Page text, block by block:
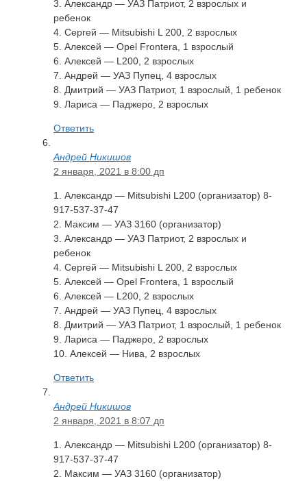
3. Александр — УАЗ Патриот, 2 взрослых и
ребенок
4. Сергей — Mitsubishi L 200, 2 взрослых
5. Алексей — Opel Frontera, 1 взрослый
6. Алексей — L200, 2 взрослых
7. Андрей — УАЗ Пупец, 4 взрослых
8. Дмитрий — УАЗ Патриот, 1 взрослый, 1 ребенок
9. Лариса — Паджеро, 2 взрослых
Ответить
Андрей Никишов
2 января, 2021 в 8:00 дп
1. Александр — Mitsubishi L200 (организатор) 8-
917-537-37-47
2. Максим — УАЗ 3160 (организатор)
3. Александр — УАЗ Патриот, 2 взрослых и
ребенок
4. Сергей — Mitsubishi L 200, 2 взрослых
5. Алексей — Opel Frontera, 1 взрослый
6. Алексей — L200, 2 взрослых
7. Андрей — УАЗ Пупец, 4 взрослых
8. Дмитрий — УАЗ Патриот, 1 взрослый, 1 ребенок
9. Лариса — Паджеро, 2 взрослых
10. Алексей — Нива, 2 взрослых
Ответить
Андрей Никишов
2 января, 2021 в 8:07 дп
1. Александр — Mitsubishi L200 (организатор) 8-
917-537-37-47
2. Максим — УАЗ 3160 (организатор)